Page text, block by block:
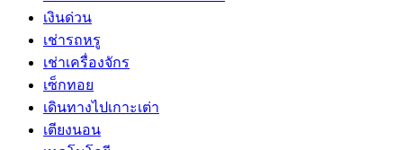
เงินด่วน
เช่ารถหรู
เช่าเครื่องจักร
เซ็กทอย
เดินทางไปเกาะเต่า
เตียงนอน